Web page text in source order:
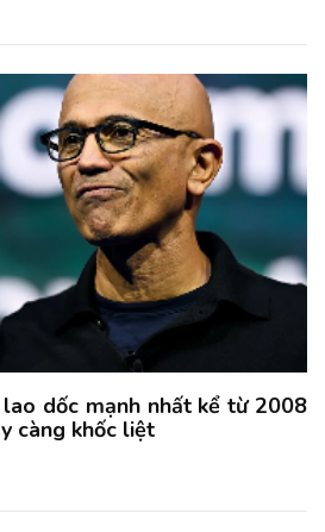
dốc mạnh nhất kể từ 2008
càng khốc liệt